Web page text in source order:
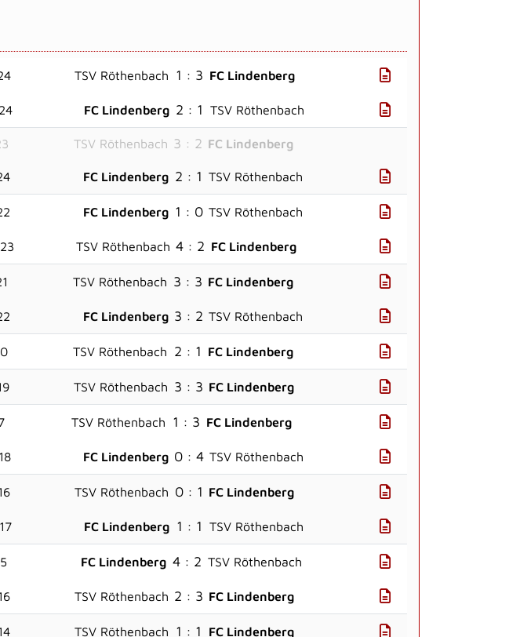
TSV Röthenbach 1 : 3 FC Lindenberg
FC Lindenberg 2 : 1 TSV Röthenbach
TSV Röthenbach 3 : 2 FC Lindenberg
FC Lindenberg 2 : 1 TSV Röthenbach
FC Lindenberg 1 : 0 TSV Röthenbach
TSV Röthenbach 4 : 2 FC Lindenberg
TSV Röthenbach 3 : 3 FC Lindenberg
FC Lindenberg 3 : 2 TSV Röthenbach
TSV Röthenbach 2 : 1 FC Lindenberg
TSV Röthenbach 3 : 3 FC Lindenberg
TSV Röthenbach 1 : 3 FC Lindenberg
FC Lindenberg 0 : 4 TSV Röthenbach
TSV Röthenbach 0 : 1 FC Lindenberg
FC Lindenberg 1 : 1 TSV Röthenbach
FC Lindenberg 4 : 2 TSV Röthenbach
TSV Röthenbach 2 : 3 FC Lindenberg
TSV Röthenbach 1 : 1 FC Lindenberg